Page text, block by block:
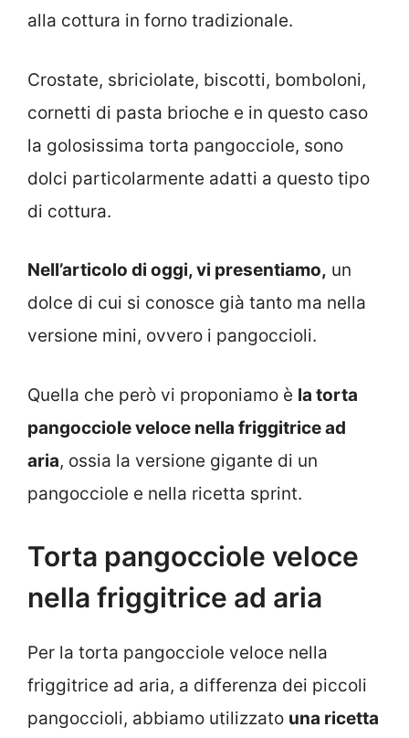
alla cottura in forno tradizionale.
Crostate, sbriciolate, biscotti, bomboloni,
cornetti di pasta brioche e in questo caso
la golosissima torta pangocciole, sono
dolci particolarmente adatti a questo tipo
di cottura.
Nell’articolo di oggi, vi presentiamo, un
dolce di cui si conosce già tanto ma nella
versione mini, ovvero i pangoccioli.
Quella che però vi proponiamo è la torta
pangocciole veloce nella friggitrice ad
aria, ossia la versione gigante di un
pangocciole e nella ricetta sprint.
Torta pangocciole veloce
nella friggitrice ad aria
Per la torta pangocciole veloce nella
friggitrice ad aria, a differenza dei piccoli
pangoccioli, abbiamo utilizzato una ricetta